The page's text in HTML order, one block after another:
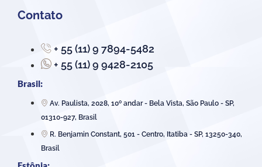
Contato
+ 55 (11) 9 7894-5482
+ 55 (11) 9 9428-2105
Brasil:
Av. Paulista, 2028, 10º andar - Bela Vista, São Paulo - SP,
01310-927, Brasil
R. Benjamin Constant, 501 - Centro, Itatiba - SP, 13250-340,
Brasil